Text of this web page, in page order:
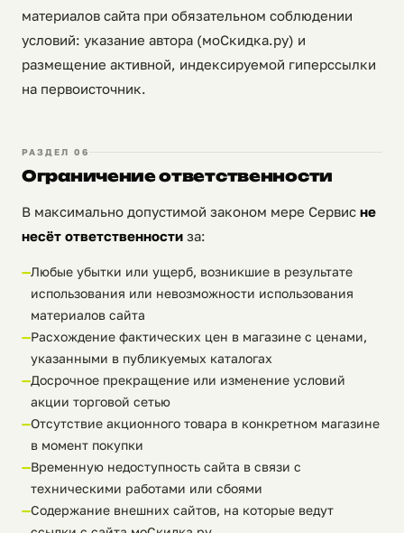
материалов сайта при обязательном соблюдении
условий: указание автора (моСкидка.ру) и
размещение активной, индексируемой гиперссылки
на первоисточник.
РАЗДЕЛ 06
Ограничение ответственности
В максимально допустимой законом мере Сервис не
несёт ответственности за:
Любые убытки или ущерб, возникшие в результате
использования или невозможности использования
материалов сайта
Расхождение фактических цен в магазине с ценами,
указанными в публикуемых каталогах
Досрочное прекращение или изменение условий
акции торговой сетью
Отсутствие акционного товара в конкретном магазине
в момент покупки
Временную недоступность сайта в связи с
техническими работами или сбоями
Содержание внешних сайтов, на которые ведут